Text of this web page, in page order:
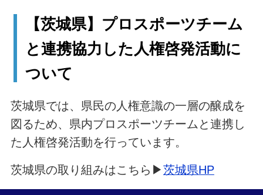
【茨城県】プロスポーツチーム
と連携協力した人権啓発活動に
ついて
茨城県では、県民の人権意識の一層の醸成を
図るため、県内プロスポーツチームと連携し
た人権啓発活動を行っています。
茨城県の取り組みはこちら▶茨城県HP